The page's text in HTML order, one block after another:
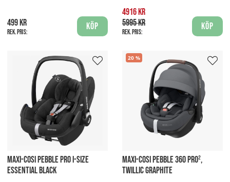
499 kr
Rek. pris:
Köp
4916 kr
5995 kr
Rek. pris:
Köp
MAXI-COSI PEBBLE PRO I-SIZE
ESSENTIAL BLACK
20
MAXI-COSI PEBBLE 360 PRO²,
TWILLIC GRAPHITE